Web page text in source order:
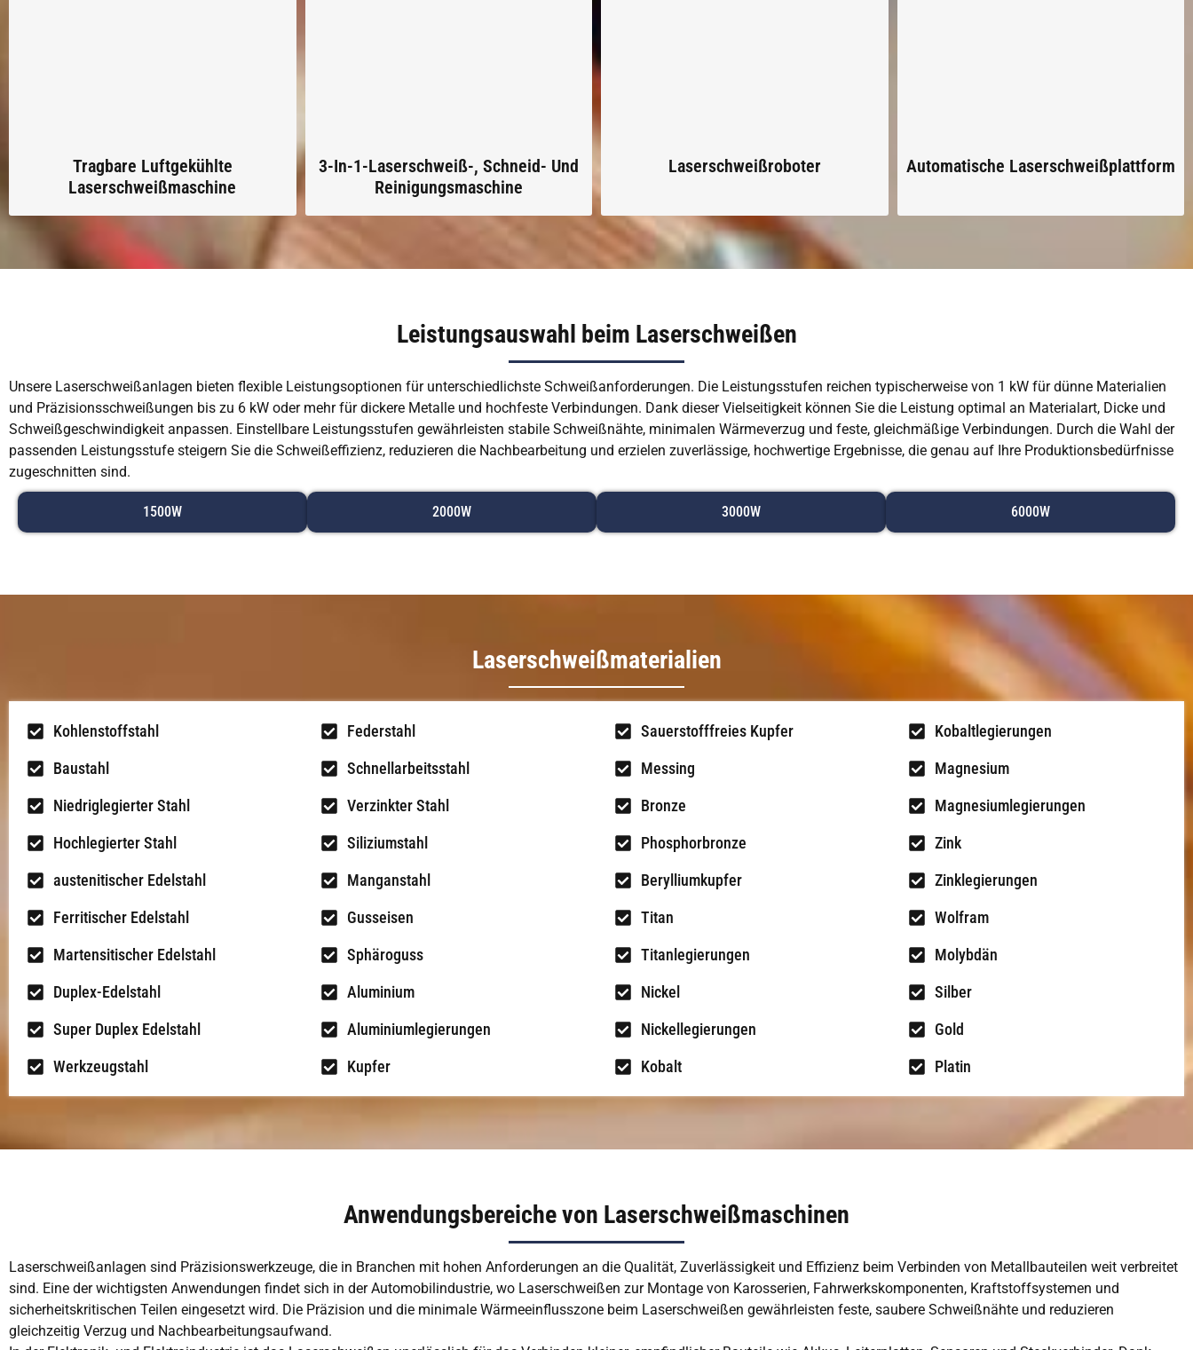
Tragbare Luftgekühlte
Laserschweißmaschine
3-In-1-Laserschweiß-, Schneid- Und
Reinigungsmaschine
Laserschweißroboter Automatische Laserschweißplattform
Leistungsauswahl beim Laserschweißen
Unsere Laserschweißanlagen bieten flexible Leistungsoptionen für unterschiedlichste Schweißanforderungen. Die Leistungsstufen reichen typischerweise von 1 kW für dünne Materialien
und Präzisionsschweißungen bis zu 6 kW oder mehr für dickere Metalle und hochfeste Verbindungen. Dank dieser Vielseitigkeit können Sie die Leistung optimal an Materialart, Dicke und
Schweißgeschwindigkeit anpassen. Einstellbare Leistungsstufen gewährleisten stabile Schweißnähte, minimalen Wärmeverzug und feste, gleichmäßige Verbindungen. Durch die Wahl der
passenden Leistungsstufe steigern Sie die Schweißeffizienz, reduzieren die Nachbearbeitung und erzielen zuverlässige, hochwertige Ergebnisse, die genau auf Ihre Produktionsbedürfnisse
zugeschnitten sind.
1500W 2000W 3000W 6000W
Laserschweißmaterialien
Kohlenstoffstahl
Baustahl
Niedriglegierter Stahl
Hochlegierter Stahl
austenitischer Edelstahl
Ferritischer Edelstahl
Martensitischer Edelstahl
Duplex-Edelstahl
Super Duplex Edelstahl
Werkzeugstahl
Federstahl
Schnellarbeitsstahl
Verzinkter Stahl
Siliziumstahl
Manganstahl
Gusseisen
Sphäroguss
Aluminium
Aluminiumlegierungen
Kupfer
Sauerstofffreies Kupfer
Messing
Bronze
Phosphorbronze
Berylliumkupfer
Titan
Titanlegierungen
Nickel
Nickellegierungen
Kobalt
Kobaltlegierungen
Magnesium
Magnesiumlegierungen
Zink
Zinklegierungen
Wolfram
Molybdän
Silber
Gold
Platin
Anwendungsbereiche von Laserschweißmaschinen
Laserschweißanlagen sind Präzisionswerkzeuge, die in Branchen mit hohen Anforderungen an die Qualität, Zuverlässigkeit und Effizienz beim Verbinden von Metallbauteilen weit verbreitet
sind. Eine der wichtigsten Anwendungen findet sich in der Automobilindustrie, wo Laserschweißen zur Montage von Karosserien, Fahrwerkskomponenten, Kraftstoffsystemen und
sicherheitskritischen Teilen eingesetzt wird. Die Präzision und die minimale Wärmeeinflusszone beim Laserschweißen gewährleisten feste, saubere Schweißnähte und reduzieren
gleichzeitig Verzug und Nachbearbeitungsaufwand.